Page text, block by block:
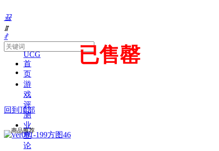
끀
ꁲ
About
UCG
首
页
游
戏
评
测
业
界
论
ꄙ
已售罄
回到顶部
商品推荐